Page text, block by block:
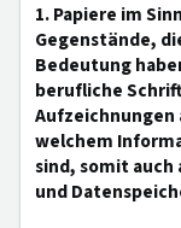
1. Papiere im
Gegenstände,
Bedeutung
berufliche
welchem
sind, somit
und